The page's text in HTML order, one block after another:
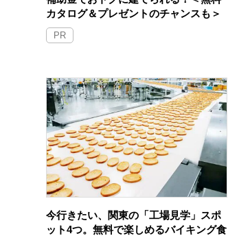
カタログ＆プレゼントのチャンスも＞
PR
今行きたい、関東の「工場見学」スポ
ット4つ。無料で楽しめるバイキング食